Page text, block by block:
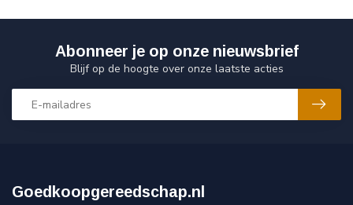
Abonneer je op onze nieuwsbrief
Blijf op de hoogte over onze laatste acties
Goedkoopgereedschap.nl